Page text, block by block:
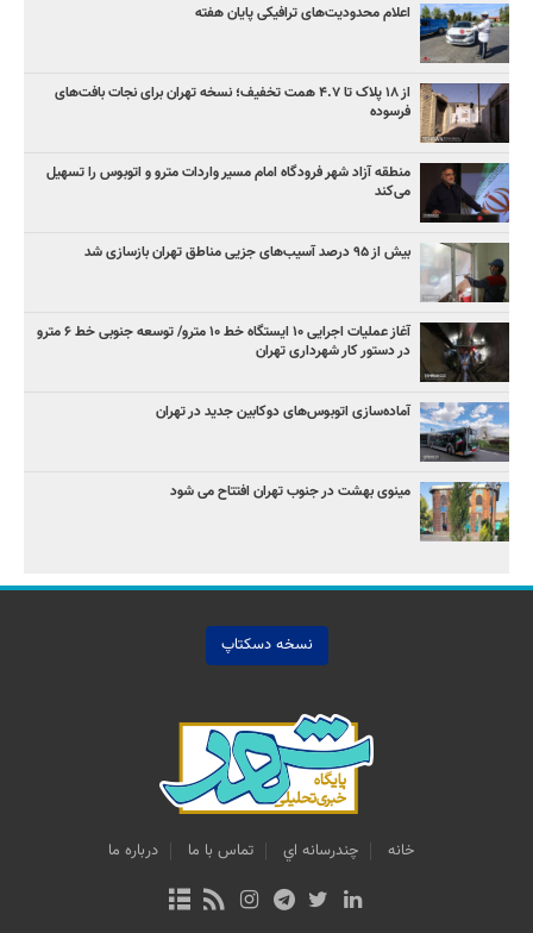
اعلام محدودیت‌های ترافیکی پایان هفته
از ۱۸ پلاک تا ۴.۷ همت تخفیف؛ نسخه تهران برای نجات بافت‌های
فرسوده
منطقه آزاد شهر فرودگاه امام مسیر واردات مترو و اتوبوس را تسهیل
می‌کند
بیش از ۹۵ درصد آسیب‌های جزیی مناطق تهران بازسازی شد
آغاز عملیات اجرایی ۱۰ ایستگاه خط ۱۰ مترو/ توسعه جنوبی خط ۶ مترو
در دستور کار شهرداری تهران
آماده‌سازی اتوبوس‌های دوکابین جدید در تهران
مینوی بهشت در جنوب تهران افتتاح می شود
نسخه دسکتاپ
خانه چندرسانه اي تماس با ما درباره ما